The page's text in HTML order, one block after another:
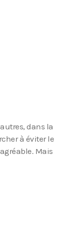
dans la
à éviter le
Mais